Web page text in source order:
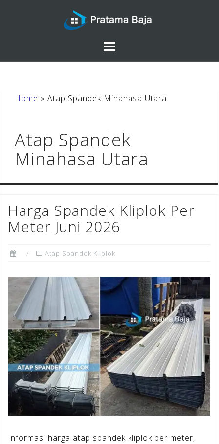
Home » Atap Spandek Minahasa Utara
Atap Spandek
Minahasa Utara
Harga Spandek Kliplok Per
Meter Juni 2026
Atap Spandek Kliplok
Informasi harga atap spandek kliplok per meter,